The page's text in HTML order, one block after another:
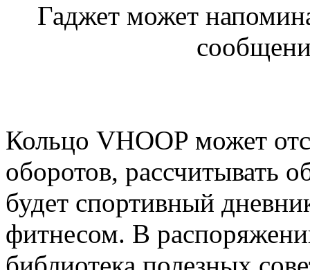
Гаджет может
Кольцо VHOOP может
оборотов, рассчитывать
будет спортивный
фитнесом. В